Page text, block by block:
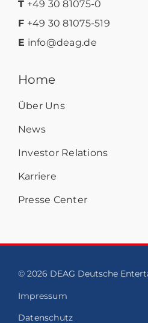
T +49 30 81075-0
F +49 30 81075-519
E info@deag.de
Home
Über Uns
News
Investor Relations
Karriere
Presse Center
© 2026 DEAG Deutsche
Impressum
Datenschutz